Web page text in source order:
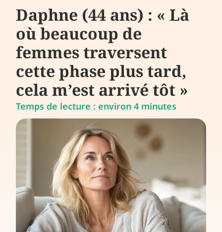
Daphne (44 ans) : « Là
où beaucoup de
femmes traversent
cette phase plus tard,
cela m’est arrivé tôt »
Temps de lecture : environ 4 minutes